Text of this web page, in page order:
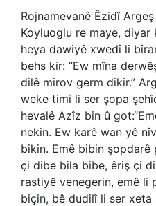
Rojnamevanê Êzidî
Koyluoglu re maye,
heya dawiyê xwedî li
behs kir: “Ew mîna
dilê mirov germ dikir.”
weke timî li ser şopa
hevalê Azîz bin û
nekin. Ew karê wan yê
bikin. Emê bibin şopdarê
çi dibe bila bibe, êriş çi
rastiyê venegerin, emê li
biçin, bê dudilî li ser xeta